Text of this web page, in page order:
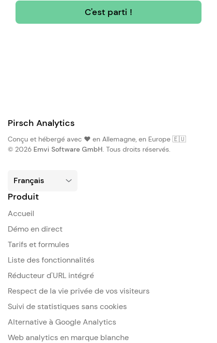
C'est parti !
Pirsch Analytics
Conçu et hébergé avec ❤️ en Allemagne, en Europe 🇪🇺
© 2026 Emvi Software GmbH. Tous droits réservés.
Produit
Accueil
Démo en direct
Tarifs et formules
Liste des fonctionnalités
Réducteur d'URL intégré
Respect de la vie privée de vos visiteurs
Suivi de statistiques sans cookies
Alternative à Google Analytics
Web analytics en marque blanche